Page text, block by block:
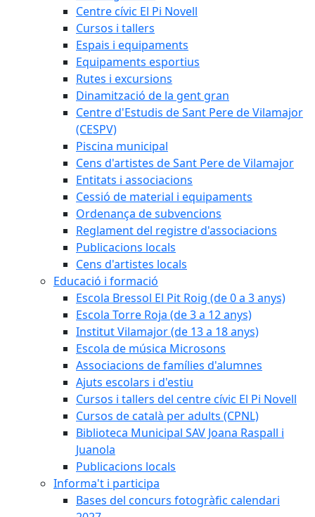
Centre cívic El Pi Novell
Cursos i tallers
Espais i equipaments
Equipaments esportius
Rutes i excursions
Dinamització de la gent gran
Centre d'Estudis de Sant Pere de Vilamajor
(CESPV)
Piscina municipal
Cens d'artistes de Sant Pere de Vilamajor
Entitats i associacions
Cessió de material i equipaments
Ordenança de subvencions
Reglament del registre d'associacions
Publicacions locals
Cens d'artistes locals
Educació i formació
Escola Bressol El Pit Roig (de 0 a 3 anys)
Escola Torre Roja (de 3 a 12 anys)
Institut Vilamajor (de 13 a 18 anys)
Escola de música Microsons
Associacions de famílies d'alumnes
Ajuts escolars i d'estiu
Cursos i tallers del centre cívic El Pi Novell
Cursos de català per adults (CPNL)
Biblioteca Municipal SAV Joana Raspall i
Juanola
Publicacions locals
Informa't i participa
Bases del concurs fotogràfic calendari